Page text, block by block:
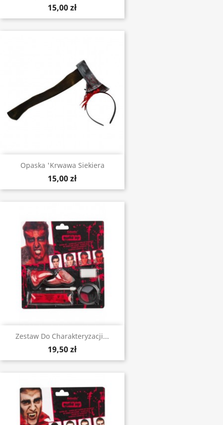
15,00 zł
Opaska 'Krwawa Siekiera
15,00 zł
Zestaw Do Charakteryzacji...
19,50 zł